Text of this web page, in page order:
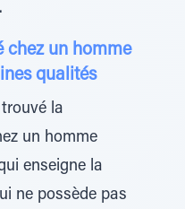
chez un homme
qualités
la
un homme
enseigne la
ne possède pas